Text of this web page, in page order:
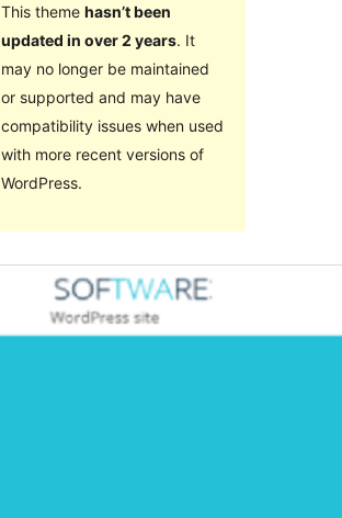
This theme hasn’t been
updated in over 2 years. It
may no longer be maintained
or supported and may have
compatibility issues when used
with more recent versions of
WordPress.